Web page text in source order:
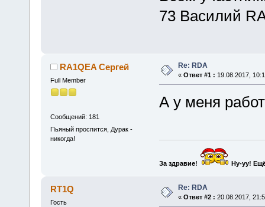
73 Василий
RA1QEA Сергей
Full Member
Сообщений: 181
Пьяный проспится, Дурак -
никогда!
Re: RDA
« Ответ #1 : 19.08.2017,
А у меня
За здравие! Ну-уу!
RT1Q
Гость
Re: RDA
« Ответ #2 : 20.08.2017,